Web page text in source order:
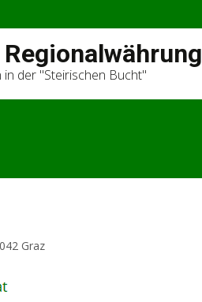
Regionalwährung
der "Steirischen Bucht"
Graz